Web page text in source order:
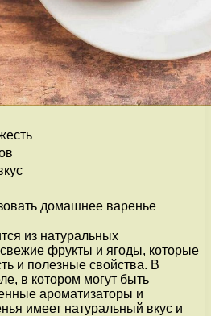
домашнее варенье
из натуральных
фрукты и ягоды, которые
и полезные свойства. В
в котором могут быть
ароматизаторы и
имеет натуральный вкус и